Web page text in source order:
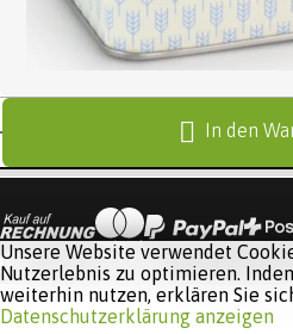
In den
Software:
Unsere Website verwendet
Nutzerlebnis zu optimieren.
weiterhin nutzen, erklären Sie
Datenschutzerklärung anzeigen